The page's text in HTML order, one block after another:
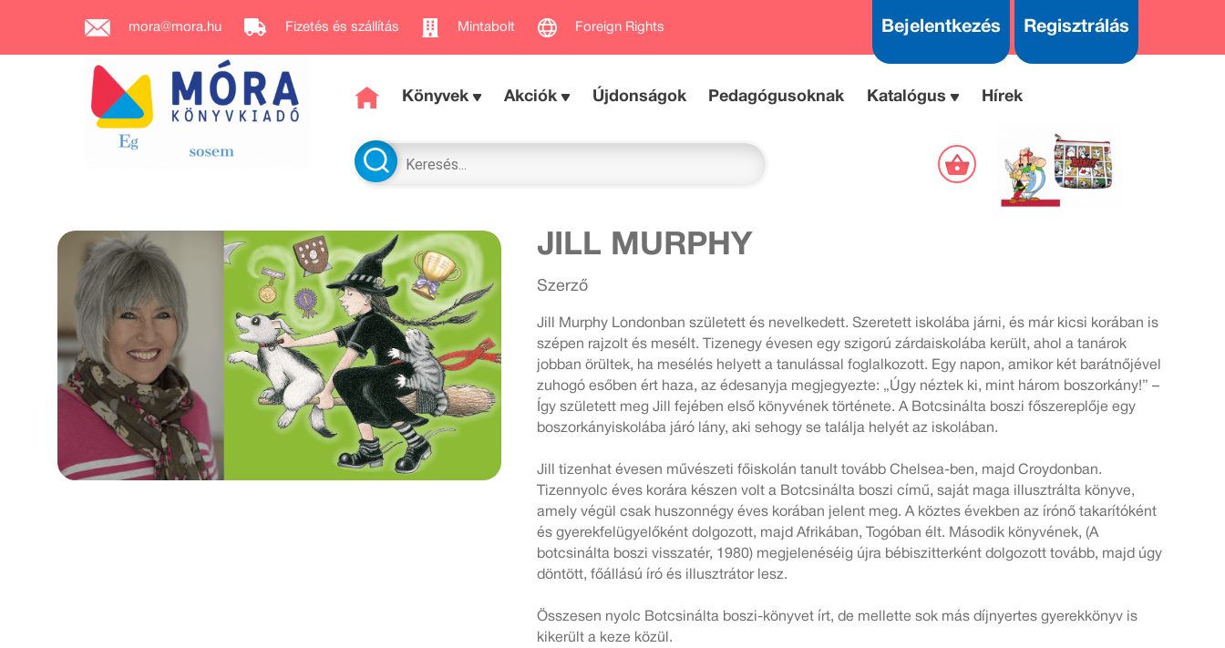
mora@mora.hu Fizetés és szállítás Mintabolt Foreign Rights Bejelentkezés Regisztrálás
Könyvek Akciók Újdonságok Pedagógusoknak Katalógus Hírek
JILL MURPHY
Szerző
Jill Murphy Londonban született és nevelkedett. Szeretett iskolába járni, és már kicsi korában is
szépen rajzolt és mesélt. Tizenegy évesen egy szigorú zárdaiskolába került, ahol a tanárok
jobban örültek, ha mesélés helyett a tanulással foglalkozott. Egy napon, amikor két barátnőjével
zuhogó esőben ért haza, az édesanyja megjegyezte: „Úgy néztek ki, mint három boszorkány!” –
Így született meg Jill fejében első könyvének története. A Botcsinálta boszi főszereplője egy
boszorkányiskolába járó lány, aki sehogy se találja helyét az iskolában.
Jill tizenhat évesen művészeti főiskolán tanult tovább Chelsea-ben, majd Croydonban.
Tizennyolc éves korára készen volt a Botcsinálta boszi című, saját maga illusztrálta könyve,
amely végül csak huszonnégy éves korában jelent meg. A köztes években az írónő takarítóként
és gyerekfelügyelőként dolgozott, majd Afrikában, Togóban élt. Második könyvének, (A
botcsinálta boszi visszatér, 1980) megjelenéséig újra bébiszitterként dolgozott tovább, majd úgy
döntött, főállású író és illusztrátor lesz.
Összesen nyolc Botcsinálta boszi-könyvet írt, de mellette sok más díjnyertes gyerekkönyv is
kikerült a keze közül.